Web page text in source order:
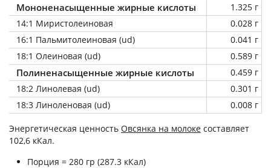
Мононенасыщенные жирные кислоты
1.325 г
14:1 Миристолеиновая
0.028 г
16:1 Пальмитолеиновая (ud)
0.041 г
18:1 Олеиновая (ud)
0.589 г
Полиненасыщенные жирные кислоты
0.459 г
18:2 Линолевая (ud)
0.301 г
18:3 Линоленовая (ud)
0.008 г
Энергетическая ценность Овсянка на молоке составляет
102,6 кКал.
Порция = 280 гр (287.3 кКал)